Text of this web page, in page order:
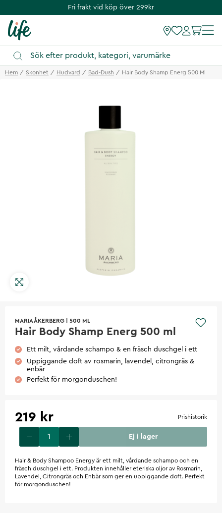
Fri frakt vid köp över 299kr
Hem Skonhet Hudvard Bad-Dush Hair Body Shamp Energ 500 Ml
MARIA ÅKERBERG 500 ML
Hair Body Shamp Energ 500 ml
Ett milt, vårdande schampo & en fräsch duschgel i ett
Uppiggande doft av rosmarin, lavendel, citrongräs &
enbär
Perfekt för morgonduschen!
219 kr Prishistorik
Ej i lager
Hair & Body Shampoo Energy är ett milt, vårdande schampo och en
fräsch duschgel i ett. Produkten innehåller eteriska oljor av Rosmarin,
Lavendel, Citrongräs och Enbär som ger en uppiggande doft. Perfekt
för morgonduschen!